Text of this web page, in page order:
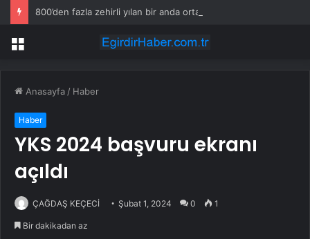
800’den fazla zehirli yılan bir anda ortalığa yayıldı
Menü
Anasayfa / Haber
Haber
YKS 2024 başvuru ekranı
açıldı
ÇAĞDAŞ KEÇECİ Şubat 1, 2024 0 1
Bir dakikadan az